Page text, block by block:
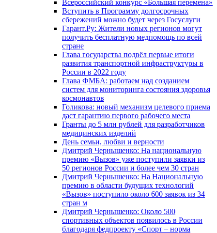
Всероссийский конкурс «Большая перемена»
Вступить в Программу долгосрочных
сбережений можно будет через Госуслуги
Гарант.Ру: Жители новых регионов могут
получить бесплатную медпомощь по всей
стране
Глава государства подвёл первые итоги
развития транспортной инфраструктуры в
России в 2022 году
Глава ФМБА: работаем над созданием
систем для мониторинга состояния здоровья
космонавтов
Голикова: новый механизм целевого приема
даст гарантию первого рабочего места
Гранты до 5 млн рублей для разработчиков
медицинских изделий
День семьи, любви и верности
Дмитрий Чернышенко: На национальную
премию «Вызов» уже поступили заявки из
50 регионов России и более чем 30 стран
Дмитрий Чернышенко: На Национальную
премию в области будущих технологий
«Вызов» поступило около 600 заявок из 34
стран м
Дмитрий Чернышенко: Около 500
спортивных объектов появилось в России
благодаря федпроекту «Спорт – норма